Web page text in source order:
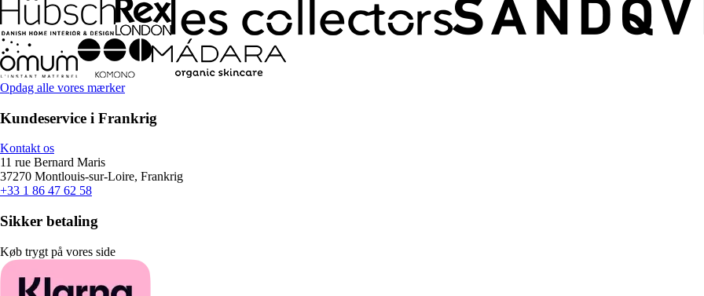
Opdag alle vores mærker
Kundeservice i Frankrig
Kontakt os
11 rue Bernard Maris
37270 Montlouis-sur-Loire, Frankrig
+33 1 86 47 62 58
Sikker betaling
Køb trygt på vores side